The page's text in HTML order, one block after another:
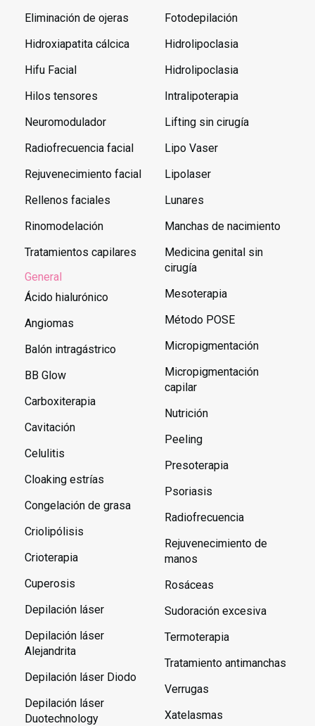
Eliminación de ojeras
Hidroxiapatita cálcica
Hifu Facial
Hilos tensores
Neuromodulador
Radiofrecuencia facial
Rejuvenecimiento facial
Rellenos faciales
Rinomodelación
Tratamientos capilares
General
Ácido hialurónico
Angiomas
Balón intragástrico
BB Glow
Carboxiterapia
Cavitación
Celulitis
Cloaking estrías
Congelación de grasa
Criolipólisis
Crioterapia
Cuperosis
Depilación láser
Depilación láser
Alejandrita
Depilación láser Diodo
Depilación láser
Duotechnology
Fotodepilación
Hidrolipoclasia
Hidrolipoclasia
Intralipoterapia
Lifting sin cirugía
Lipo Vaser
Lipolaser
Lunares
Manchas de nacimiento
Medicina genital sin
cirugía
Mesoterapia
Método POSE
Micropigmentación
Micropigmentación
capilar
Nutrición
Peeling
Presoterapia
Psoriasis
Radiofrecuencia
Rejuvenecimiento de
manos
Rosáceas
Sudoración excesiva
Termoterapia
Tratamiento antimanchas
Verrugas
Xatelasmas